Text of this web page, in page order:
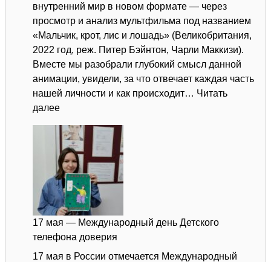
внутренний мир в новом формате — через
просмотр и анализ мультфильма под названием
«Мальчик, крот, лис и лошадь» (Великобритания,
2022 год, реж. Питер Бэйнтон, Чарли Маккизи).
Вместе мы разобрали глубокий смысл данной
анимации, увидели, за что отвечает каждая часть
нашей личности и как происходит… Читать
далее:
разбор
мультфильма
17 мая — Международный день Детского
телефона доверия
17 мая в России отмечается Международный